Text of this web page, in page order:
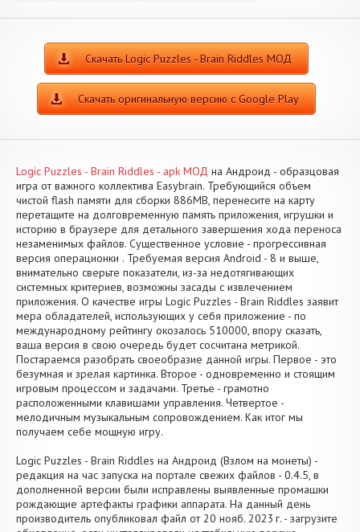
Скачать Logic Puzzles - Brain Riddles МОД
Скачать оригинальную версию с Google Play
Logic Puzzles - Brain Riddles - apk МОД на Андроид - образцовая
игра от важного коллектива Easybrain. Требующийся объем
чистой flash памяти для сборки 886MB, перенесите на карту
перетащите на долговременную память приложения, игрушки и
историю в браузере для детального завершения хода переноса
незаменимых файлов. Существенное условие - прогрессивная
версия операционки . Требуемая версия Android - 8 и выше,
внимательно сверьте показатели, из-за недотягивающих
системных критериев, возможны засады с извлечением
приложения. О качестве игры Logic Puzzles - Brain Riddles заявит
мера обладателей, использующих у себя приложение - по
международному рейтингу окозалось 510000, впору сказать,
ваша версия в свою очередь будет сосчитана метрикой.
Постараемся разобрать своеобразие данной игры. Первое - это
безумная и зрелая картинка. Второе - одновременно и стоящим
игровым процессом и задачами. Третье - грамотно
расположенными клавишами управления. Четвертое -
мелодичным музыкальным сопровождением. Как итог мы
получаем себе мощную игру.
Logic Puzzles - Brain Riddles на Андроид (Взлом на монеты) -
редакция на час запуска на портале свежих файлов - 0.4.5, в
дополненной версии были исправлены выявленные промашки
рождающие артефакты графики аппарата. На данный день
производитель опубликовал файл от 20 нояб. 2023 г. - загрузите